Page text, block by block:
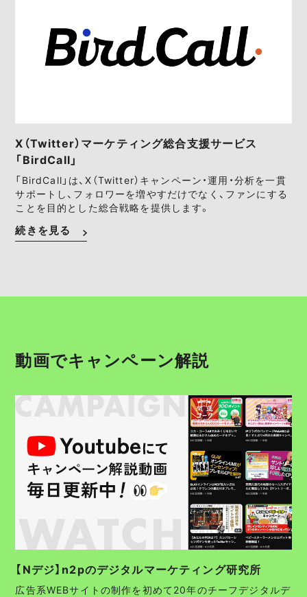
X（Twitter）マーケティング総合支援サービス
「BirdCall」
「BirdCall」は、X（Twitter）キャンペーン・運用・分析を一貫
サポートし、フォロワーを増やすだけでなく、ファンにする
ことを目的とした総合戦略を提供します。
続きを見る
動画でキャンペーン解説
【Nデジ】n2pのデジタルマーケティング研究所
広告系WEBサイトの制作を初めて20年のチーフデジタルデ